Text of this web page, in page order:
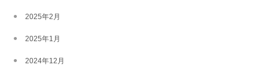
2025年2月
2025年1月
2024年12月